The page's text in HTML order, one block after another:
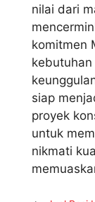
nilai dari
komitmen
siap
proyek
untuk
nikmati